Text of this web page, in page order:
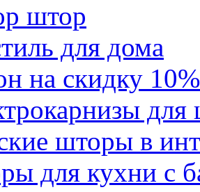
штор
для дома
на скидку 10%
для
шторы в
для кухни с